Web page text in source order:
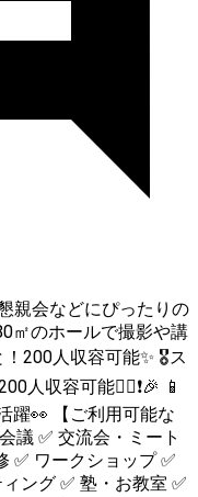
親会などにぴったりの
㎡のホールで撮影や講
人収容可能✨ 🎖ス
人収容可能🙆‍♂❗🎉 📱
可能な
議 ✅ 交流会・ミート
✅ ワークショップ ✅
ング ✅ 塾・お教室 ✅